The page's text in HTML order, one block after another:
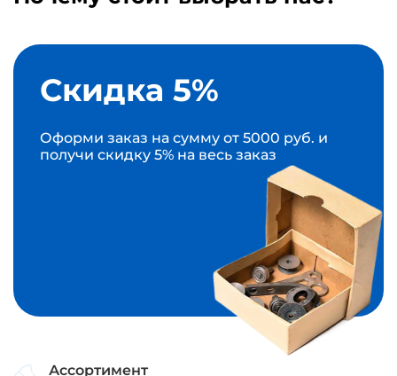
Скидка 5%
Оформи заказ на сумму от 5000 руб. и
получи скидку 5% на весь заказ
Ассортимент